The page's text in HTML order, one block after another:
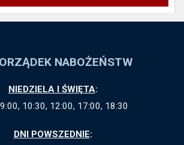
NABOŻEŃSTW
NIEDZIELA I ŚWIĘTA:
10:30, 12:00, 17:00, 18:30
DNI POWSZEDNIE: